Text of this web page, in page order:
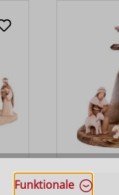
4721 10-
Funktionale